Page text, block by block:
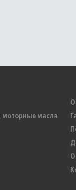
моторные масла
О